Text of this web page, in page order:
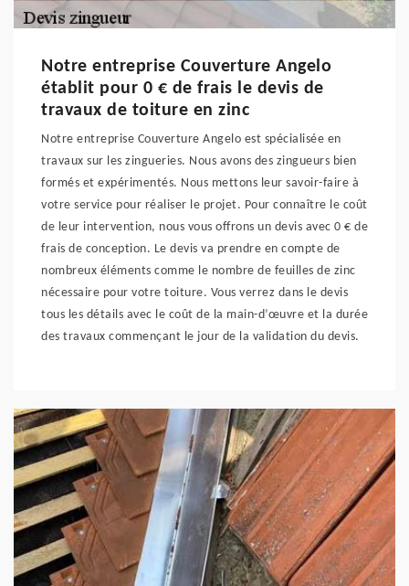
Notre entreprise Couverture Angelo
établit pour 0 € de frais le devis de
travaux de toiture en zinc
Notre entreprise Couverture Angelo est spécialisée en
travaux sur les zingueries. Nous avons des zingueurs bien
formés et expérimentés. Nous mettons leur savoir-faire à
votre service pour réaliser le projet. Pour connaître le coût
de leur intervention, nous vous offrons un devis avec 0 € de
frais de conception. Le devis va prendre en compte de
nombreux éléments comme le nombre de feuilles de zinc
nécessaire pour votre toiture. Vous verrez dans le devis
tous les détails avec le coût de la main-d’œuvre et la durée
des travaux commençant le jour de la validation du devis.